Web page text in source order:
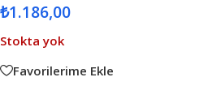
₺1.186,00
Stokta yok
Favorilerime Ekle